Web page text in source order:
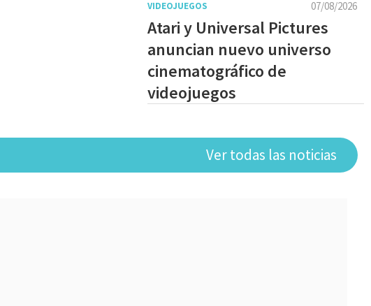
07/08/2026
VIDEOJUEGOS
Atari y Universal Pictures
anuncian nuevo universo
cinematográfico de
videojuegos
Ver todas las noticias